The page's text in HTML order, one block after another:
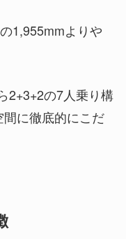
1,955mmよりや
2+3+2の7人乗り構
に徹底的にこだ